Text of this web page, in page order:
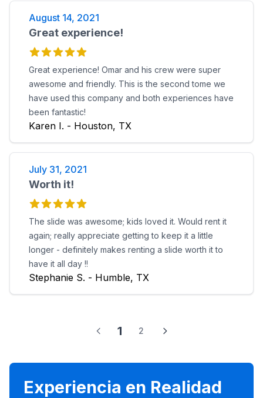
August 14, 2021
Great experience!
Great experience! Omar and his crew were super
awesome and friendly. This is the second tome we
have used this company and both experiences have
been fantastic!
Karen I. - Houston, TX
July 31, 2021
Worth it!
The slide was awesome; kids loved it. Would rent it
again; really appreciate getting to keep it a little
longer - definitely makes renting a slide worth it to
have it all day !!
Stephanie S. - Humble, TX
1 2
Experiencia en Realidad